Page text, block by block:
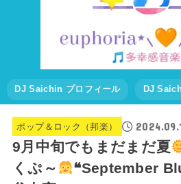
DJ Saichin プロフィール DJ
ポップ＆ロック（邦楽）
9月中旬でもまだまだ夏
くぷ～
❝September